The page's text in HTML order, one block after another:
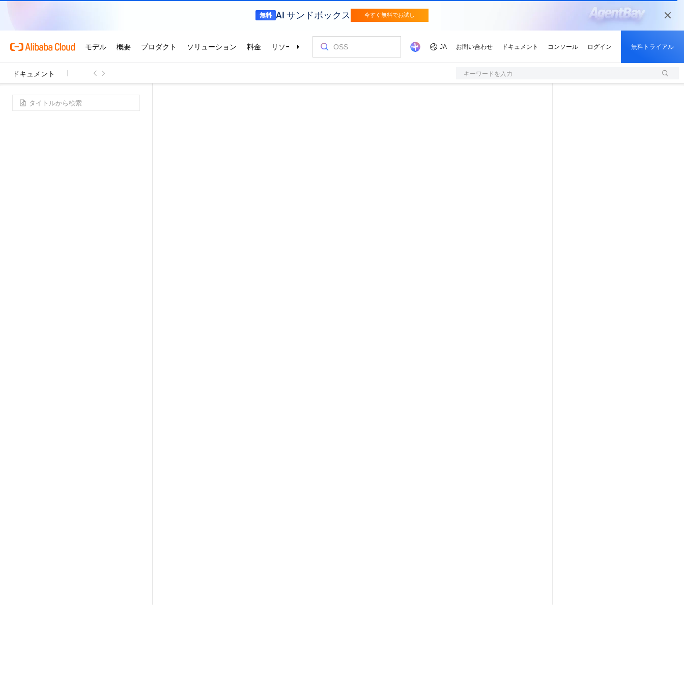
ドキュメント キーワードを入力